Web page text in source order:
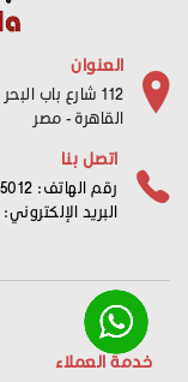
العنوان
112 شارع باب البحر
القاهرة - مصر
اتصل بنا
رقم الهاتف: 01277675012
البريد الإلكتروني:
خدمة العملاء